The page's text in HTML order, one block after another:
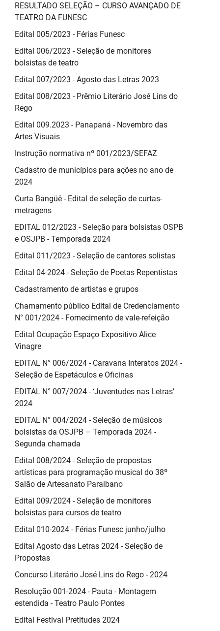
RESULTADO SELEÇÃO – CURSO AVANÇADO DE
TEATRO DA FUNESC
Edital 005/2023 - Férias Funesc
Edital 006/2023 - Seleção de monitores
bolsistas de teatro
Edital 007/2023 - Agosto das Letras 2023
Edital 008/2023 - Prêmio Literário José Lins do
Rego
Edital 009.2023 - Panapaná - Novembro das
Artes Visuais
Instrução normativa nº 001/2023/SEFAZ
Cadastro de municípios para ações no ano de
2024
Curta Bangüê - Edital de seleção de curtas-
metragens
EDITAL 012/2023 - Seleção para bolsistas OSPB
e OSJPB - Temporada 2024
Edital 011/2023 - Seleção de cantores solistas
Edital 04-2024 - Seleção de Poetas Repentistas
Cadastramento de artistas e grupos
Chamamento público Edital de Credenciamento
N° 001/2024 - Fornecimento de vale-refeição
Edital Ocupação Espaço Expositivo Alice
Vinagre
EDITAL N° 006/2024 - Caravana Interatos 2024 -
Seleção de Espetáculos e Oficinas
EDITAL N° 007/2024 - ‘Juventudes nas Letras’
2024
EDITAL N° 004/2024 - Seleção de músicos
bolsistas da OSJPB – Temporada 2024 -
Segunda chamada
Edital 008/2024 - Seleção de propostas
artísticas para programação musical do 38º
Salão de Artesanato Paraibano
Edital 009/2024 - Seleção de monitores
bolsistas para cursos de teatro
Edital 010-2024 - Férias Funesc junho/julho
Edital Agosto das Letras 2024 - Seleção de
Propostas
Concurso Literário José Lins do Rego - 2024
Resolução 001-2024 - Pauta - Montagem
estendida - Teatro Paulo Pontes
Edital Festival Pretitudes 2024